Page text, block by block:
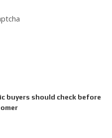
buyers should check before